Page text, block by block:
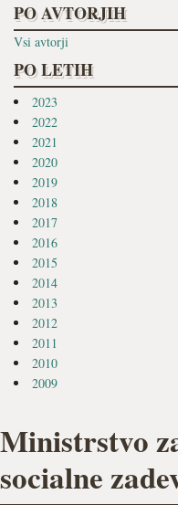
PO AVTORJIH
Vsi avtorji
PO LETIH
2023
2022
2021
2020
2019
2018
2017
2016
2015
2014
2013
2012
2011
2010
2009
Ministrstvo
socialne